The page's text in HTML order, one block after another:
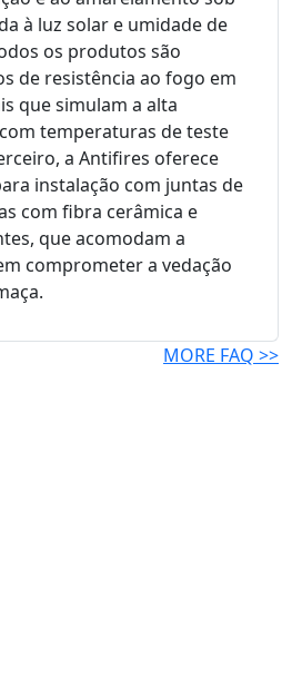
à luz solar e umidade de
os produtos são
de resistência ao fogo em
que simulam a alta
temperaturas de teste
a Antifires oferece
instalação com juntas de
com fibra cerâmica e
que acomodam a
comprometer a vedação
MORE FAQ >>